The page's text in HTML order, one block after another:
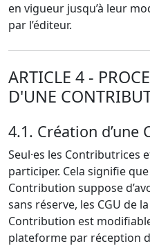
en vigueur jusqu’à leur
par l’éditeur.
ARTICLE 4 -
D'UNE
4.1. Création d’une
Seul·es les Contributrices
participer. Cela signifie
Contribution suppose
sans réserve, les CGU de
Contribution est
plateforme par réception